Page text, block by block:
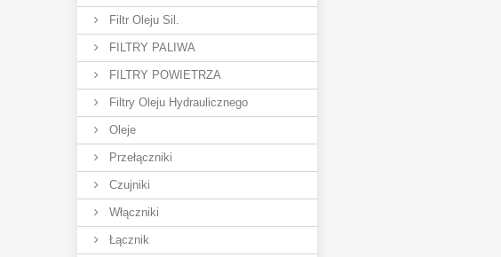
Filtr Oleju Sil.
FILTRY PALIWA
FILTRY POWIETRZA
Filtry Oleju Hydraulicznego
Oleje
Przełączniki
Czujniki
Włączniki
Łącznik